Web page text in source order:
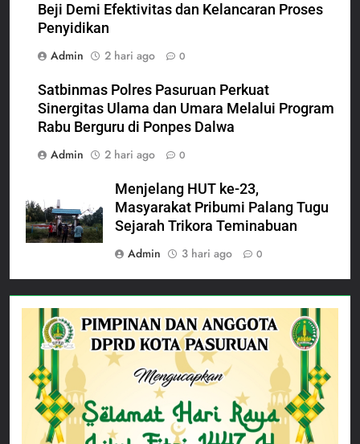
Beji Demi Efektivitas dan Kelancaran Proses
Penyidikan
Admin
2 hari ago 0
Satbinmas Polres Pasuruan Perkuat
Sinergitas Ulama dan Umara Melalui Program
Rabu Berguru di Ponpes Dalwa
Admin
2 hari ago 0
Menjelang HUT ke-23,
Masyarakat Pribumi Palang Tugu
Sejarah Trikora Teminabuan
Admin
3 hari ago 0